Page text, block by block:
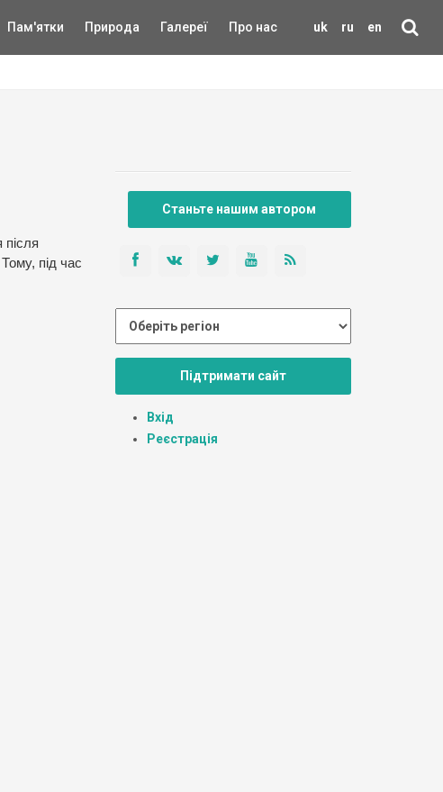
uk ru en
Пам'ятки Природа Галереї Про нас
під час
Станьте нашим автором
Підтримати сайт
Вхід
Реєстрація